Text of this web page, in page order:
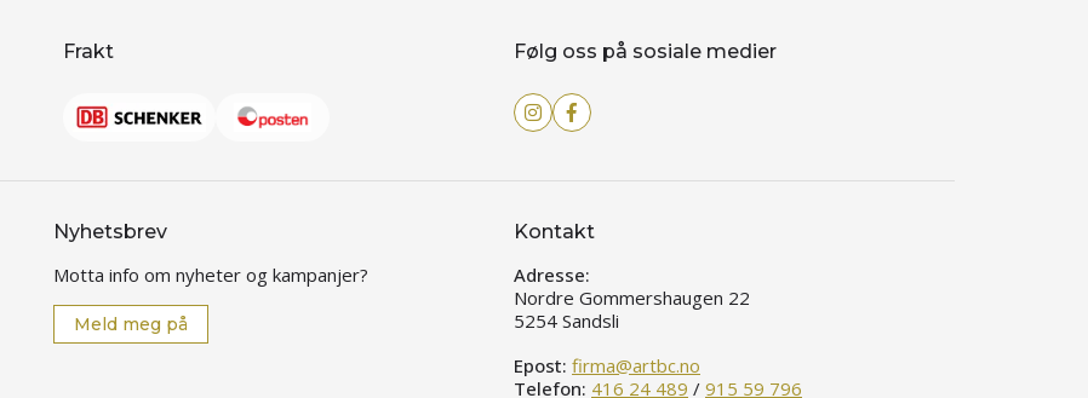
Frakt Følg oss på sosiale medier
Nyhetsbrev
Motta info om nyheter og kampanjer?
Meld meg på
Kontakt
Adresse:
Nordre Gommershaugen 22
5254 Sandsli
Epost: firma@artbc.no
Telefon: 416 24 489 / 915 59 796